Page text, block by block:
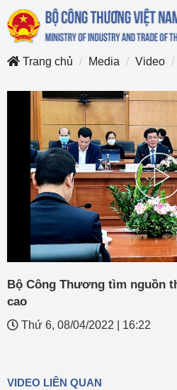
Trang chủ
Media Video
Bộ Công Thương tìm nguồn
cao
Thứ 6, 08/04/2022 16:22
VIDEO LIÊN QUAN